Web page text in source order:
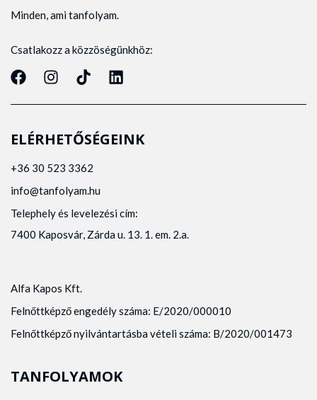
Minden, ami tanfolyam.
Csatlakozz a közzöségünkhöz:
ELÉRHETŐSÉGEINK
+36 30 523 3362
info@tanfolyam.hu
Telephely és levelezési cím:
7400 Kaposvár, Zárda u. 13. 1. em. 2.a.
Alfa Kapos Kft.
Felnőttképző engedély száma: E/2020/000010
Felnőttképző nyilvántartásba vételi száma: B/2020/001473
TANFOLYAMOK